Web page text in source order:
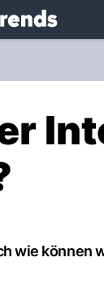
wie können